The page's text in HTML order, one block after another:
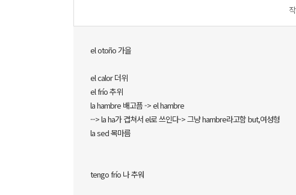
el otoño 가을
el calor 더위
el frío 추위
la hambre 배고픔 -> el hambre
--> la ha가 겹쳐서 el로 쓰인다-> 그냥 hambre라고함 but,여성형
la sed 목마름
tengo frío 나 추워